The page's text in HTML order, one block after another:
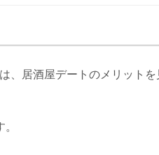
、居酒屋デートのメリットを